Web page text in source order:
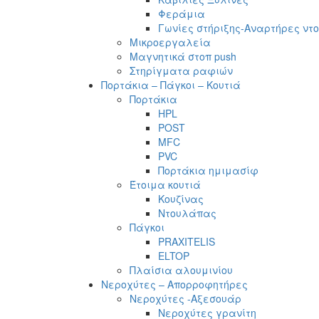
Φεράμια
Γωνίες στήριξης-Αναρτήρες
Μικροεργαλεία
Μαγνητικά στοπ push
Στηρίγματα ραφιών
Πορτάκια – Πάγκοι – Κουτιά
Πορτάκια
HPL
POST
MFC
PVC
Πορτάκια ημιμασίφ
Έτοιμα κουτιά
Κουζίνας
Ντουλάπας
Πάγκοι
PRAXITELIS
ELTOP
Πλαίσια αλουμινίου
Νεροχύτες – Απορροφητήρες
Νεροχύτες -Αξεσουάρ
Νεροχύτες γρανίτη